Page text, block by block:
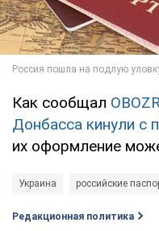
Как сообщал
Донбасса кинули с
их оформление
Украина российские
Редакционная политика